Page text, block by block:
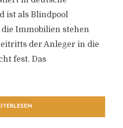
ist als Blindpool
Immobilien stehen
der Anleger in die
fest. Das